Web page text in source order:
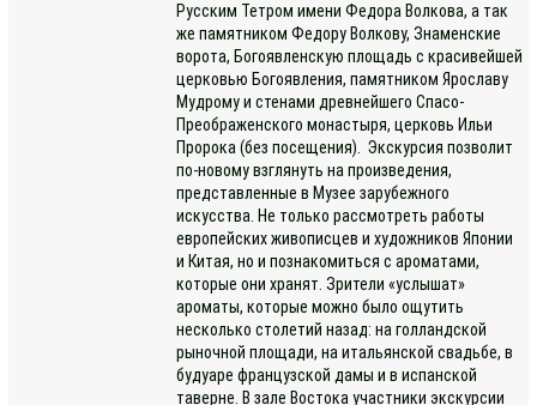
Русским Тетром имени Федора Волкова, а так
же памятником Федору Волкову, Знаменские
ворота, Богоявленскую площадь с красивейшей
церковью Богоявления, памятником Ярославу
Мудрому и стенами древнейшего Спасо-
Преображенского монастыря, церковь Ильи
Пророка (без посещения). Экскурсия позволит
по-новому взглянуть на произведения,
представленные в Музее зарубежного
искусства. Не только рассмотреть работы
европейских живописцев и художников Японии
и Китая, но и познакомиться с ароматами,
которые они хранят. Зрители «услышат»
ароматы, которые можно было ощутить
несколько столетий назад: на голландской
рыночной площади, на итальянской свадьбе, в
будуаре французской дамы и в испанской
таверне. В зале Востока участники экскурсии